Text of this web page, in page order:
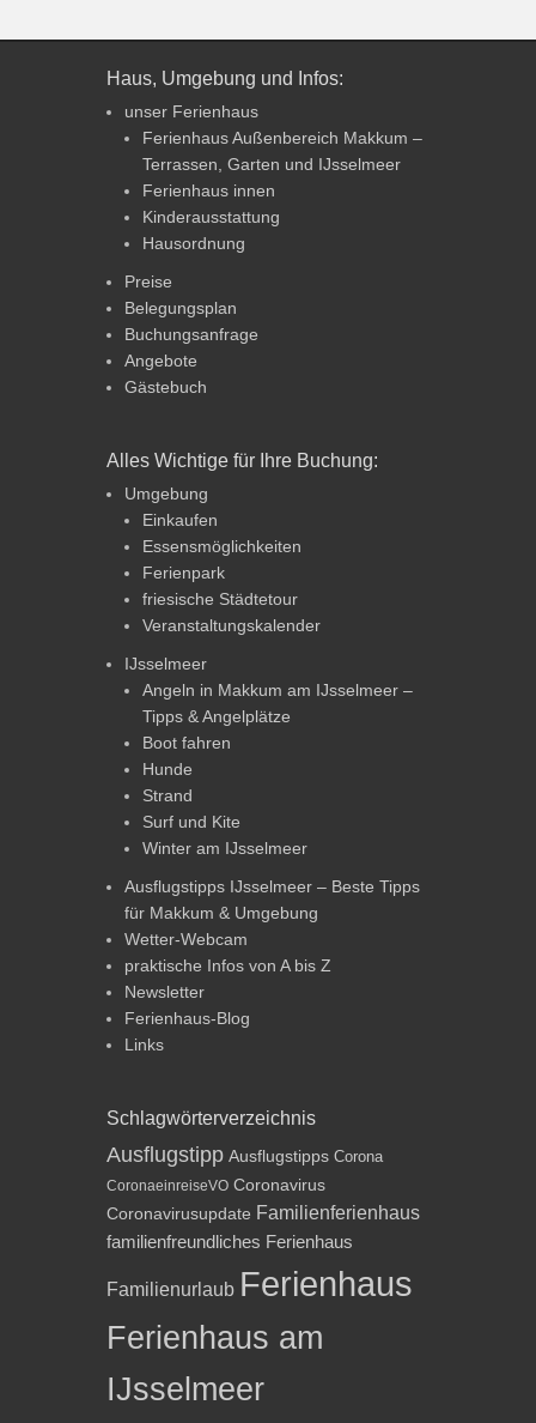
Haus, Umgebung und Infos:
unser Ferienhaus
Ferienhaus Außenbereich Makkum –
Terrassen, Garten und IJsselmeer
Ferienhaus innen
Kinderausstattung
Hausordnung
Preise
Belegungsplan
Buchungsanfrage
Angebote
Gästebuch
Alles Wichtige für Ihre Buchung:
Umgebung
Einkaufen
Essensmöglichkeiten
Ferienpark
friesische Städtetour
Veranstaltungskalender
IJsselmeer
Angeln in Makkum am IJsselmeer –
Tipps & Angelplätze
Boot fahren
Hunde
Strand
Surf und Kite
Winter am IJsselmeer
Ausflugstipps IJsselmeer – Beste Tipps
für Makkum & Umgebung
Wetter-Webcam
praktische Infos von A bis Z
Newsletter
Ferienhaus-Blog
Links
Schlagwörterverzeichnis
Ausflugstipp Ausflugstipps Corona
CoronaeinreiseVO Coronavirus
Coronavirusupdate Familienferienhaus
familienfreundliches Ferienhaus
Familienurlaub Ferienhaus
Ferienhaus am
IJsselmeer